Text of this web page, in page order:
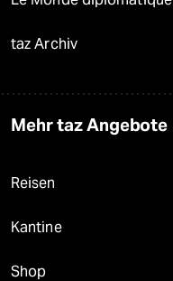
taz Archiv
Mehr taz Angebote
Reisen
Kantine
Shop